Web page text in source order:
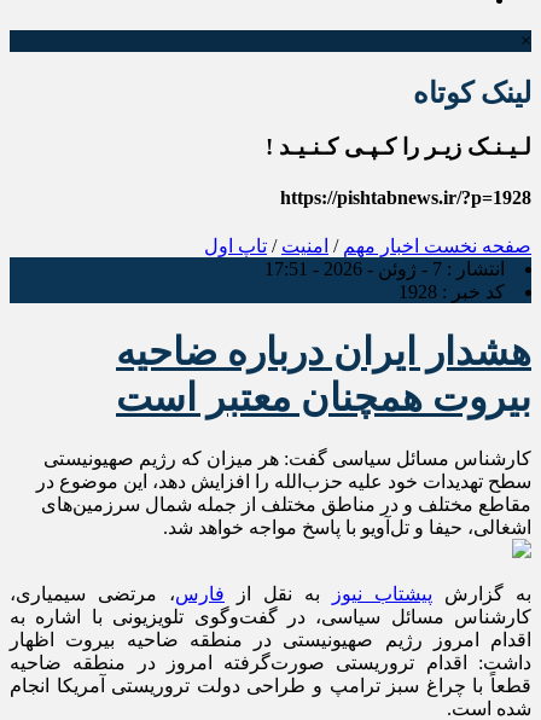
×
لینک کوتاه
لـیـنـک زیـر را کـپـی کـنـیـد !
https://pishtabnews.ir/?p=1928
صفحه نخست اخبار مهم / امنیت / تاپ اول
انتشار : 7 - ژوئن - 2026 - 17:51
کد خبر : 1928
هشدار ایران درباره ضاحیه
بیروت همچنان معتبر است
کارشناس مسائل سیاسی گفت: هر میزان که رژیم صهیونیستی
سطح تهدیدات خود علیه حزب‌الله را افزایش دهد، این موضوع در
مقاطع مختلف و در مناطق مختلف از جمله شمال سرزمین‌های
اشغالی، حیفا و تل‌آویو با پاسخ مواجه خواهد شد.
به گزارش پیشتاب نیوز به نقل از فارس، مرتضی سیمیاری،
کارشناس مسائل سیاسی، در گفت‌وگوی تلویزیونی با اشاره به
اقدام امروز رژیم صهیونیستی در منطقه ضاحیه بیروت اظهار
داشت: اقدام تروریستی صورت‌گرفته امروز در منطقه ضاحیه
قطعاً با چراغ سبز ترامپ و طراحی دولت تروریستی آمریکا انجام
شده است.